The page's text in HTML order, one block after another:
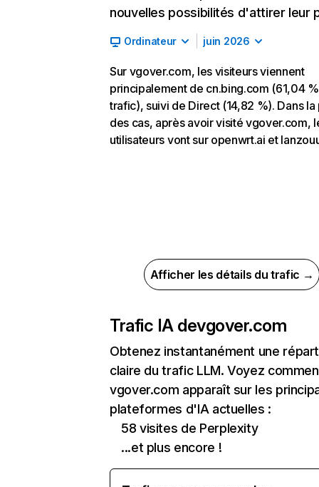
nouvelles possibilités d'attirer leur
Ordinateur juin 2026
Sur vgover.com, les visiteurs viennent
principalement de cn.bing.com (61,04
trafic), suivi de Direct (14,82 %). Dans la
des cas, après avoir visité vgover.com,
utilisateurs vont sur openwrt.ai et
Afficher les détails du trafic →
Trafic IA devgover.com
Obtenez instantanément une
claire du trafic LLM. Voyez
vgover.com apparaît sur les
plateformes d'IA actuelles :
58 visites de Perplexity
...et plus encore !